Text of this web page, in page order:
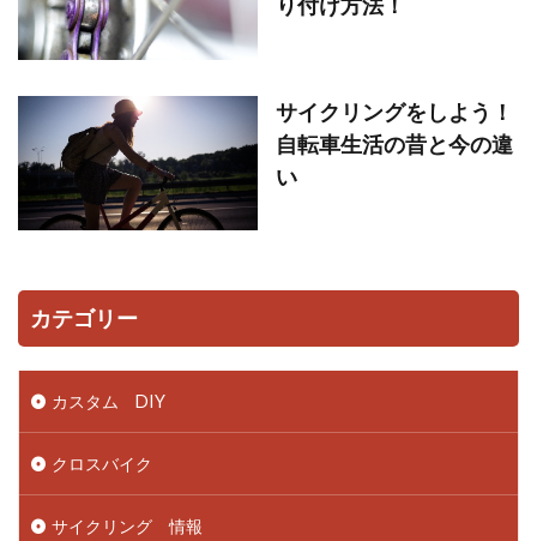
サイクリングをしよう！
自転車生活の昔と今の違
い
カテゴリー
カスタム DIY
クロスバイク
サイクリング 情報